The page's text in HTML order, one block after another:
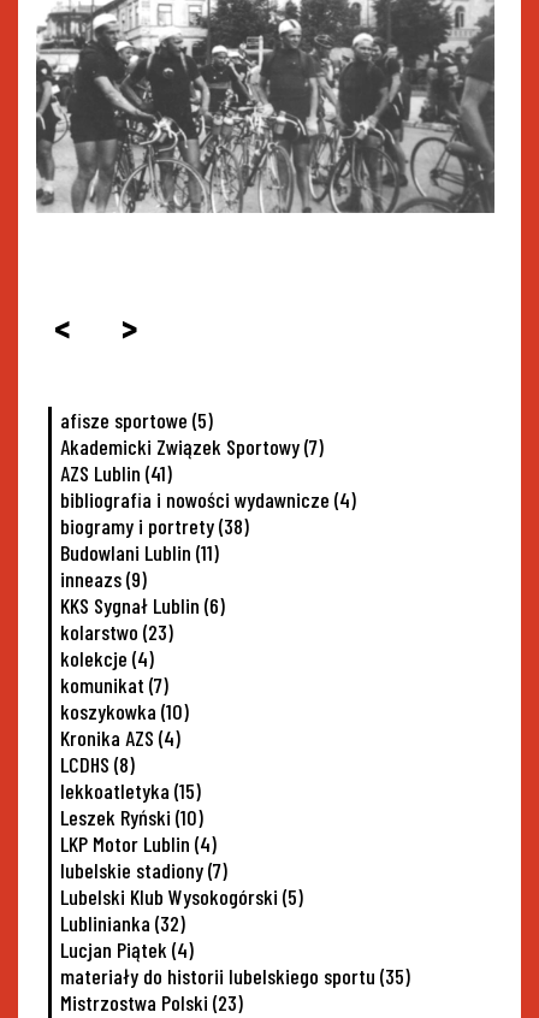
< >
afisze sportowe (5)
Akademicki Związek Sportowy(7)
AZS Lublin (41)
bibliografia i nowości wydawnicze (4)
biogramy i portrety(38)
Budowlani Lublin (11)
inneazs(9)
KKS Sygnał Lublin (6)
kolarstwo (23)
kolekcje (4)
komunikat (7)
koszykowka (10)
Kronika AZS (4)
LCDHS (8)
lekkoatletyka (15)
Leszek Ryński (10)
LKP Motor Lublin (4)
lubelskie stadiony(7)
Lubelski Klub Wysokogórski (5)
Lublinianka (32)
Lucjan Piątek (4)
materiały do historii lubelskiego sportu (35)
Mistrzostwa Polski (23)